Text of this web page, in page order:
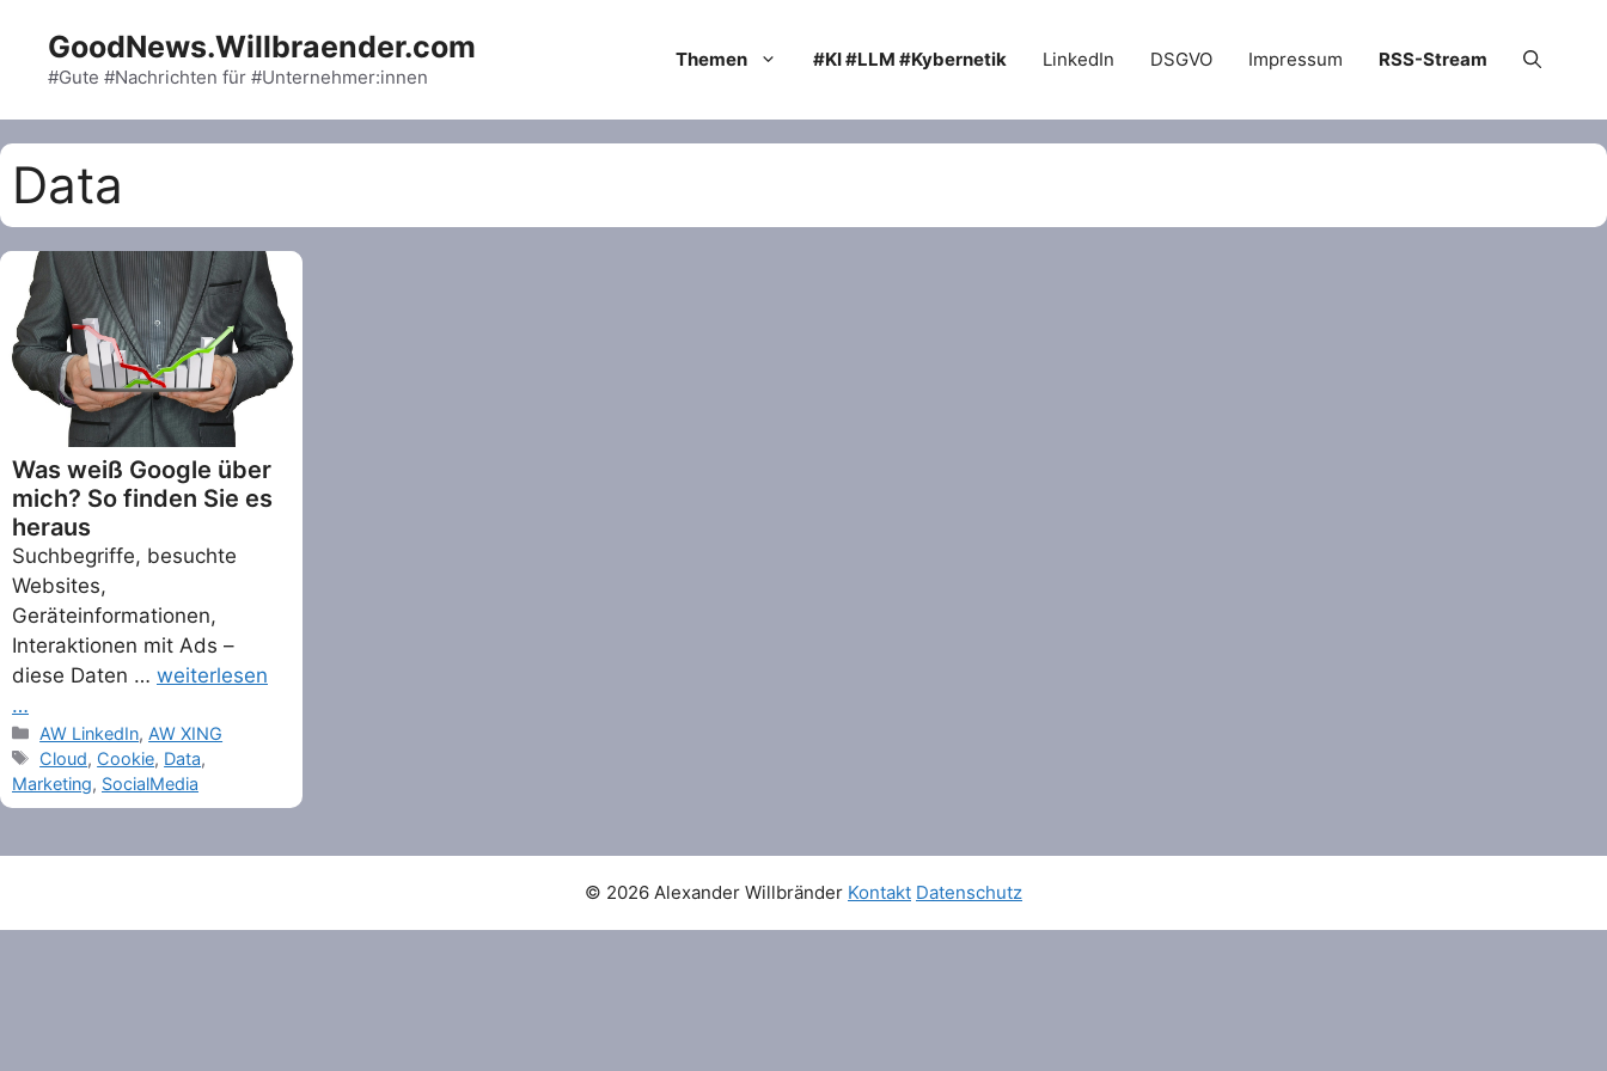
content
GoodNews.Willbraender.com
#Gute #Nachrichten für #Unternehmer:innen
Themen #KI #LLM #Kybernetik LinkedIn DSGVO Impressum RSS-Stream
Data
Was weiß Google über
mich? So finden Sie es
heraus
Suchbegriffe, besuchte
Websites,
Geräteinformationen,
Interaktionen mit Ads –
diese Daten … weiterlesen
…
Categories
AW LinkedIn, AW XING
Tags
Cloud, Cookie, Data,
Marketing, SocialMedia
© 2026 Alexander Willbränder Kontakt Datenschutz